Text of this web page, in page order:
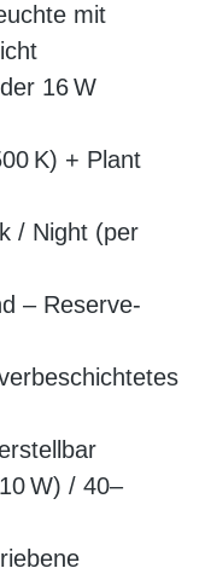
mit
16 W
K) + Plant
/ Night (per
– Reserve-
W) / 40–